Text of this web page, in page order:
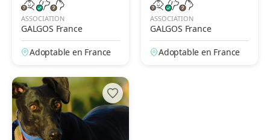
ASSOCIATION
GALGOS France
Adoptable en France
ASSOCIATION
GALGOS France
Adoptable en France